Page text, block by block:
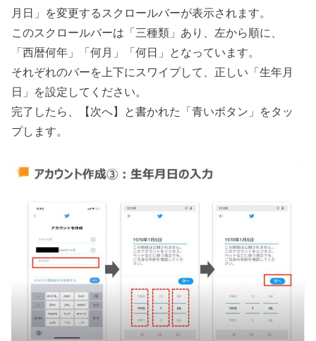
月日」を変更するスクロールバーが表示されます。
このスクロールバーは「三種類」あり、左から順に、
「西暦何年」「何月」「何日」となっています。
それぞれのバーを上下にスワイプして、正しい「生年月
日」を設定してください。
完了したら、【次へ】と書かれた「青いボタン」をタッ
プします。